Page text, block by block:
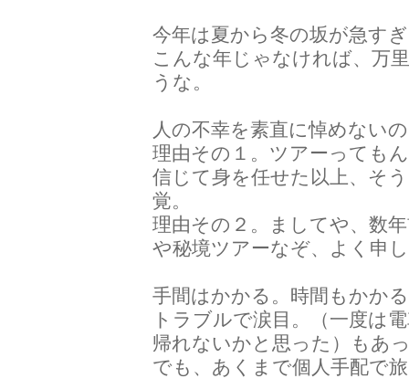
今年は夏から冬の坂が急す
こんな年じゃなければ、万
うな。
人の不幸を素直に悼めない
理由その１。ツアーっても
信じて身を任せた以上、そ
覚。
理由その２。ましてや、数
や秘境ツアーなぞ、よく申
手間はかかる。時間もかか
トラブルで涙目。（一度は
帰れないかと思った）もあ
でも、あくまで個人手配で